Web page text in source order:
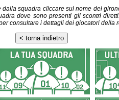
squadra cliccare sul nome del
dove sono presenti gli scontri
consultare i dettagli dei giocatori della